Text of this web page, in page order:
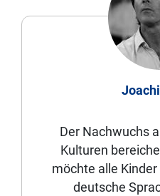
Der Nachwuchs
Kulturen
möchte alle
deutsche